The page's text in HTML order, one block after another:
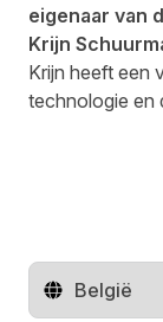
eigenaar van
Krijn
Krijn heeft een
technologie en
Regio wijzigen